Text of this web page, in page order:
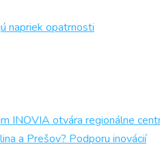
napriek opatrnosti
INOVIA otvára regionálne
a Prešov? Podporu inovácií